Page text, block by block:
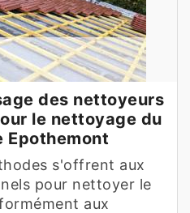
des nettoyeurs
le nettoyage du
Epothemont
s'offrent aux
pour nettoyer le
aux